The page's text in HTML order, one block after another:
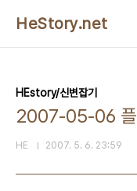
HeStory.net
HEstory/신변잡기
2007-05-06 플
HE 2007. 5. 6. 23:59